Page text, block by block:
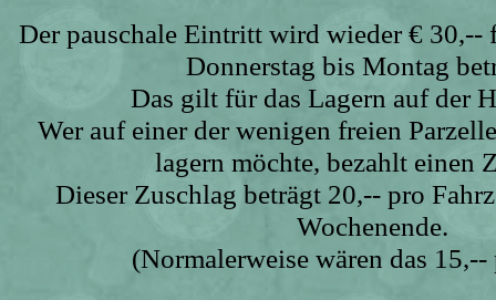
Der pauschale Eintritt wird wieder € 30,--
Donnerstag bis Montag
Das gilt für das Lagern auf der
Wer auf einer der wenigen freien
lagern möchte, bezahlt einen
Dieser Zuschlag beträgt 20,-- pro
Wochenende.
(Normalerweise wären das